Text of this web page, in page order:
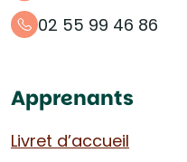
02 55 99 46 86
Apprenants
Livret d’accueil